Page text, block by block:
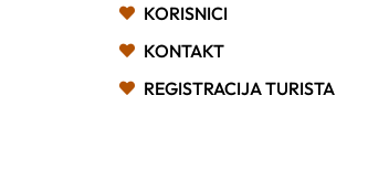
KORISNICI
KONTAKT
REGISTRACIJA TURISTA